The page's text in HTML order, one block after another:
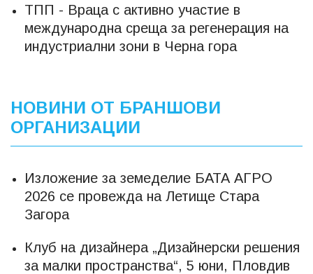
ТПП - Враца с активно участие в
международна среща за регенерация на
индустриални зони в Черна гора
НОВИНИ ОТ БРАНШОВИ
ОРГАНИЗАЦИИ
Изложение за земеделие БАТА АГРО
2026 се провежда на Летище Стара
Загора
Клуб на дизайнера „Дизайнерски решения
за малки пространства“, 5 юни, Пловдив